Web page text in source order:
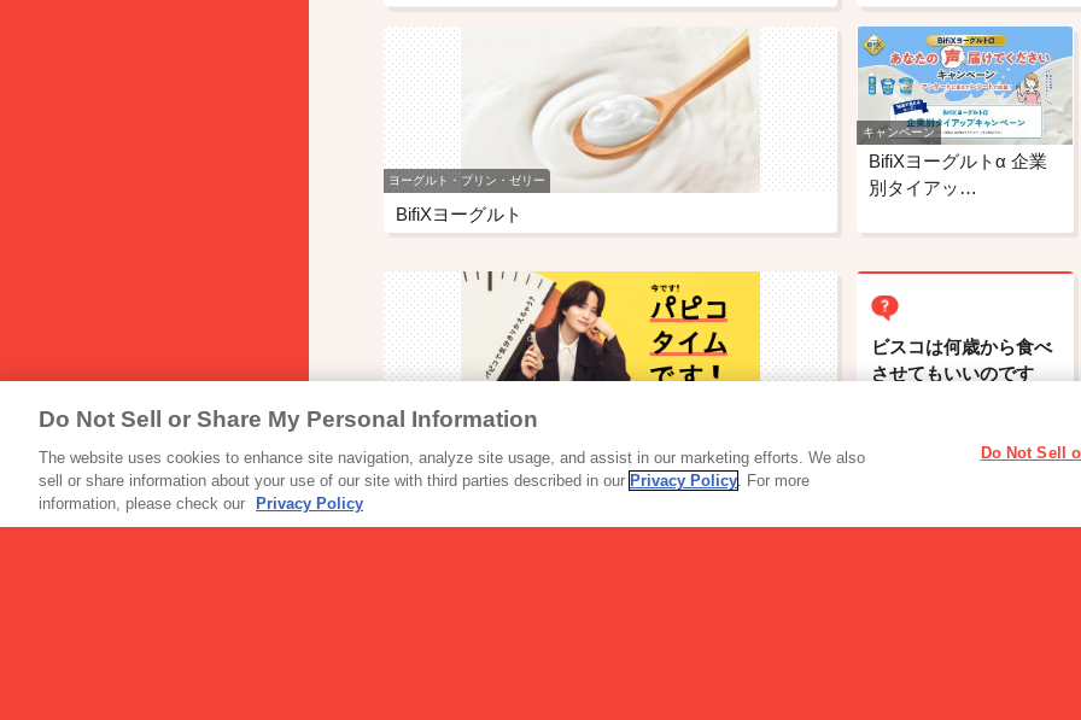
ヨーグルト・プリン・ゼリー
BifiXヨーグルト
キャンペーン
BifiXヨーグルトα 企業
別タイアッ…
アイス
パピコ ブランドサイト
ビスコは何歳から食べ
させてもいいのです
Do Not Sell or Share My Personal Information
The website uses cookies to enhance site navigation, analyze site usage, and assist in our marketing efforts. We also
sell or share information about your use of our site with third parties described in our Privacy Policy. For more
information, please check our
Privacy Policy
Do Not Sell